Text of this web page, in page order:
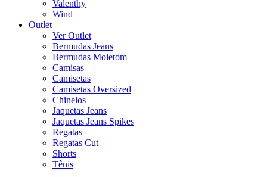
Valenthy
Wind
Outlet
Ver Outlet
Bermudas Jeans
Bermudas Moletom
Camisas
Camisetas
Camisetas Oversized
Chinelos
Jaquetas Jeans
Jaquetas Jeans Spikes
Regatas
Regatas Cut
Shorts
Tênis